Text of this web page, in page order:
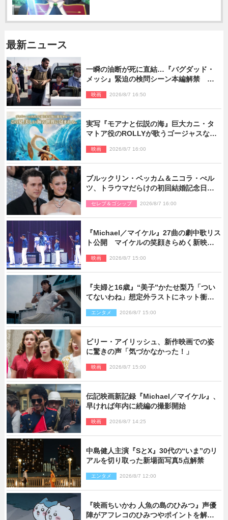
最新ニュース
一瞬の油断が死に直結…『バグダッド・
メッシ』緊迫の検問シーン本編解禁 監
映画 2026/8/7 16:50
実写『モアナと伝説の海』巨大カニ・タ
マトア役のROLLYが歌うゴージャスな劇
映画 2026/8/7 16:00
ブルックリン・ベッカム＆ニコラ・ぺル
ツ、トラウマだらけの初回結婚記念日は
セレブ＆ゴシップ 2026/8/7 16:00
『Michael／マイケル』27曲の劇中歌リス
ト公開 マイケルの笑顔きらめく新映像
映画 2026/8/7 15:00
『夫婦と16歳』“美子”かたせ梨乃「つい
てないわね」想定外ラストにネット衝撃
り）
エンタメ 2026/8/7 15:00
ビリー・アイリッシュ、新作映画での姿
に驚きの声「気づかなかった！」
映画 2026/8/7 15:00
伝記映画新記録『Michael／マイケル』、
早ければ年内に続編の撮影開始
映画 2026/8/7 14:25
中島健人主演『SとX』30代の“いま”のリ
アルを切り取った新場面写真5点解禁
エンタメ 2026/8/7 12:00
『映画ちいかわ 人魚の島のひみつ』声優
陣がアフレコのひみつやポイントを解